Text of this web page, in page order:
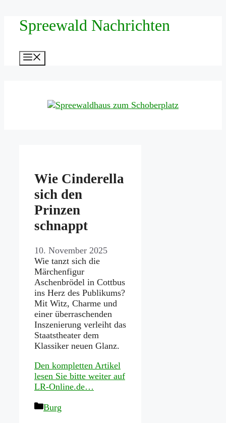
Zum
InhaltSpreewald Nachrichten
Wie Cinderella
sich den
Prinzen
schnappt
10. November 2025
Wie tanzt sich die
Märchenfigur
Aschenbrödel in Cottbus
ins Herz des Publikums?
Mit Witz, Charme und
einer überraschenden
Inszenierung verleiht das
Staatstheater dem
Klassiker neuen Glanz.
Den kompletten Artikel
lesen Sie bitte weiter auf
LR-Online.de…
Kategorien
Burg